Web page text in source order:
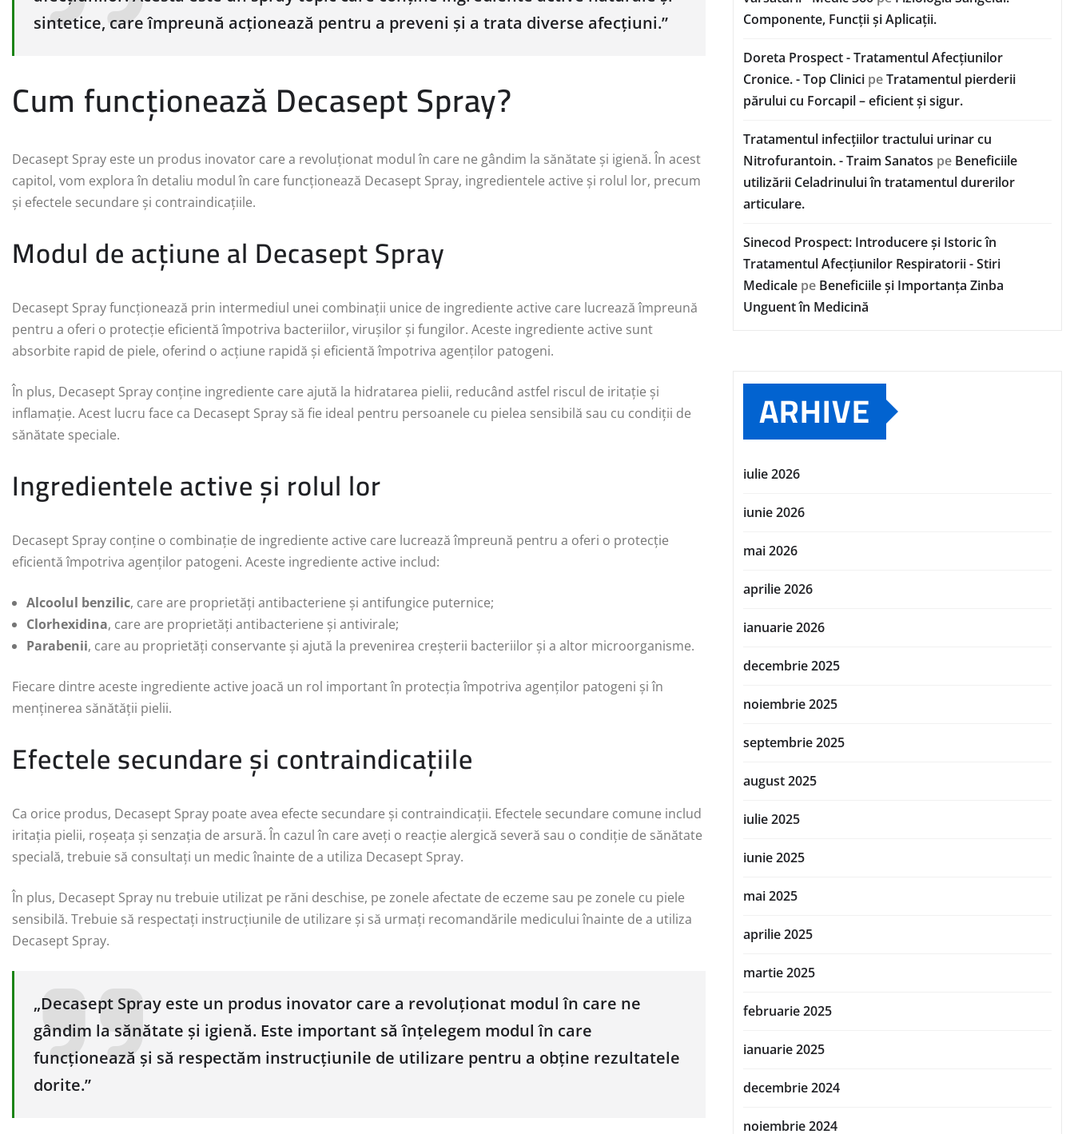
sintetice, care împreună acționează pentru a preveni și a trata diverse afecțiuni.”
Cum funcționează Decasept Spray?
Decasept Spray este un produs inovator care a revoluționat modul în care ne gândim la sănătate și igienă. În acest
capitol, vom explora în detaliu modul în care funcționează Decasept Spray, ingredientele active și rolul lor, precum
și efectele secundare și contraindicațiile.
Modul de acțiune al Decasept Spray
Decasept Spray funcționează prin intermediul unei combinații unice de ingrediente active care lucrează împreună
pentru a oferi o protecție eficientă împotriva bacteriilor, virușilor și fungilor. Aceste ingrediente active sunt
absorbite rapid de piele, oferind o acțiune rapidă și eficientă împotriva agenților patogeni.
În plus, Decasept Spray conține ingrediente care ajută la hidratarea pielii, reducând astfel riscul de iritație și
inflamație. Acest lucru face ca Decasept Spray să fie ideal pentru persoanele cu pielea sensibilă sau cu condiții de
sănătate speciale.
Ingredientele active și rolul lor
Decasept Spray conține o combinație de ingrediente active care lucrează împreună pentru a oferi o protecție
eficientă împotriva agenților patogeni. Aceste ingrediente active includ:
Alcoolul benzilic, care are proprietăți antibacteriene și antifungice puternice;
Clorhexidina, care are proprietăți antibacteriene și antivirale;
Parabenii, care au proprietăți conservante și ajută la prevenirea creșterii bacteriilor și a altor microorganisme.
Fiecare dintre aceste ingrediente active joacă un rol important în protecția împotriva agenților patogeni și în
menținerea sănătății pielii.
Efectele secundare și contraindicațiile
Ca orice produs, Decasept Spray poate avea efecte secundare și contraindicații. Efectele secundare comune includ
iritația pielii, roșeața și senzația de arsură. În cazul în care aveți o reacție alergică severă sau o condiție de sănătate
specială, trebuie să consultați un medic înainte de a utiliza Decasept Spray.
În plus, Decasept Spray nu trebuie utilizat pe răni deschise, pe zonele afectate de eczeme sau pe zonele cu piele
sensibilă. Trebuie să respectați instrucțiunile de utilizare și să urmați recomandările medicului înainte de a utiliza
Decasept Spray.
„Decasept Spray este un produs inovator care a revoluționat modul în care ne
gândim la sănătate și igienă. Este important să înțelegem modul în care
funcționează și să respectăm instrucțiunile de utilizare pentru a obține rezultatele
dorite.”
Componente, Funcții și Aplicații.
Doreta Prospect - Tratamentul Afecțiunilor
Cronice. - Top Clinici peTratamentul pierderii
părului cu Forcapil – eficient și sigur.
Tratamentul infecțiilor tractului urinar cu
Nitrofurantoin. - Traim Sanatos pe Beneficiile
utilizării Celadrinului în tratamentul durerilor
articulare.
Sinecod Prospect: Introducere și Istoric în
Tratamentul Afecțiunilor Respiratorii - Stiri
Medicale pe Beneficiile și Importanța Zinba
Unguent în Medicină
ARHIVE
iulie 2026
iunie 2026
mai 2026
aprilie 2026
ianuarie 2026
decembrie 2025
noiembrie 2025
septembrie 2025
august 2025
iulie 2025
iunie 2025
mai 2025
aprilie 2025
martie 2025
februarie 2025
ianuarie 2025
decembrie 2024
noiembrie 2024